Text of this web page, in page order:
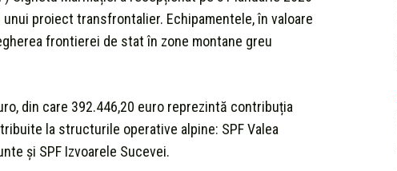
proiect transfrontalier. Echipamentele, în valoare
frontierei de stat în zone montane greu
din care 392.446,20 euro reprezintă contribuția
la structurile operative alpine: SPF Valea
și SPF Izvoarele Sucevei.